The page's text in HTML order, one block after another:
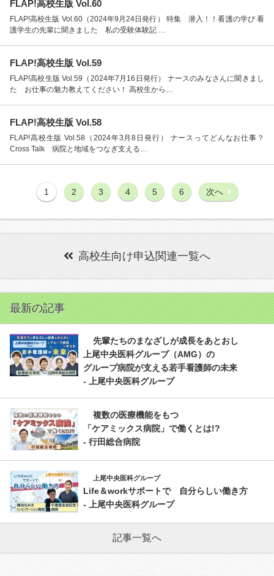
FLAP!高校生版 Vol.60
FLAP!高校生版 Vol.60（2024年9月24日発行） 特集 潜入！！看護の学び 看
護学生の先輩に聞きました 私の受験体験記 …
FLAP!高校生版 Vol.59
FLAP!高校生版 Vol.59（2024年7月16日発行） ナースのみなさんに聞きまし
た お仕事の魅力教えてください！ 高校生から…
FLAP!高校生版 Vol.58
FLAP!高校生版 Vol.58（2024年3月8日発行） ナースってどんなお仕事？
Cross Talk 病院と地域をつなぎ支える…
1 2 3 4 5 6 次へ
高校生向け申込関連一覧へ
最新の記事
先輩たちのまなざしが成長をあとおし
上尾中央医科グループ（AMG）の
グループ病院が支える若手看護師の未来
- 上尾中央医科グループ
複数の医療機能をもつ
「ケアミックス病院」で働くとは!?
- 行田総合病院
上尾中央医科グループ
Life＆workサポートで 自分らしい働き方
- 上尾中央医科グループ
記事一覧へ